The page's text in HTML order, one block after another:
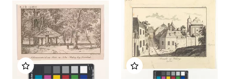
Add to my album Add to my album